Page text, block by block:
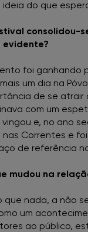
ideia do que
consolidou-
evidente?
foi ganhando
um dia na
de se atrair
com um
vingou e, no ano
nas Correntes e
de referência
mudou na
que nada, a não
um
ao público,